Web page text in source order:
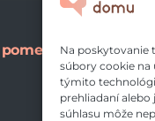
Na poskytovanie
súbory cookie na
týmito
prehliadaní alebo
súhlasu môže
a